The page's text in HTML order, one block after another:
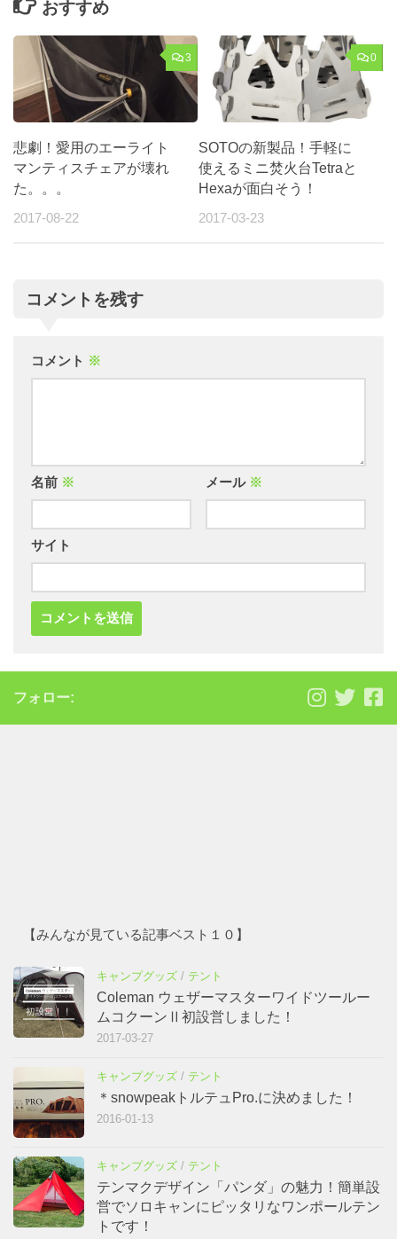
おすすめ
3
悲劇！愛用のエーライト
マンティスチェアが壊れ
た。。。
2017-08-22
0
SOTOの新製品！手軽に
使えるミニ焚火台Tetraと
Hexaが面白そう！
2017-03-23
コメントを残す
コメント ※
名前 ※ メール ※
サイト
フォロー:
【みんなが見ている記事ベスト１０】
キャンプグッズ / テント
Coleman ウェザーマスターワイドツールー
ムコクーンⅡ初設営しました！
2017-03-27
キャンプグッズ / テント
＊snowpeakトルテュPro.に決めました！
2016-01-13
キャンプグッズ / テント
テンマクデザイン「パンダ」の魅力！簡単設
営でソロキャンにピッタリなワンポールテン
トです！